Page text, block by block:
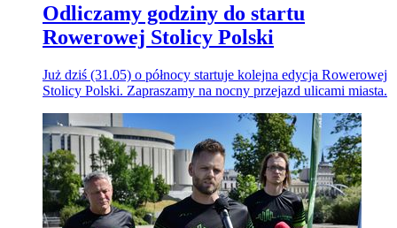
Odliczamy godziny do startu
Rowerowej Stolicy Polski
Już dziś (31.05) o północy startuje kolejna edycja Rowerowej
Stolicy Polski. Zapraszamy na nocny przejazd ulicami miasta.